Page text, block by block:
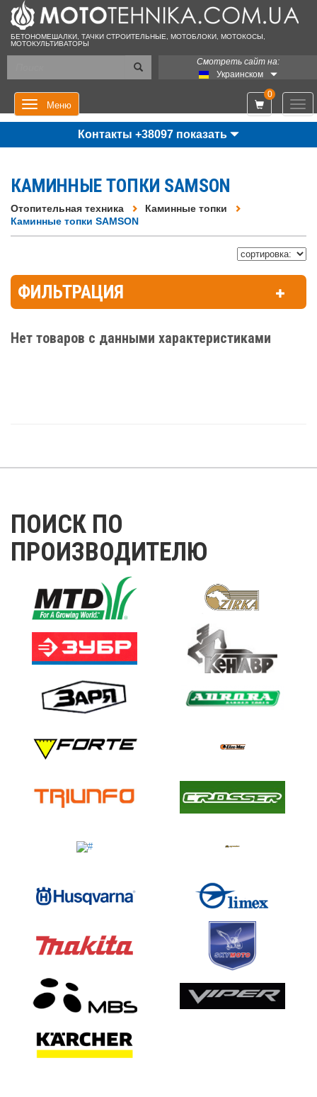
БЕТОНОМЕШАЛКИ, ТАЧКИ СТРОИТЕЛЬНЫЕ, МОТОБЛОКИ, МОТОКОСЫ,
МОТОКУЛЬТИВАТОРЫ
Смотреть сайт на:
Украинском
Меню
0
Контакты +38097 показать
КАМИННЫЕ ТОПКИ SAMSON
Отопительная техника
Каминные топки
Каминные топки SAMSON
ФИЛЬТРАЦИЯ
Нет товаров с данными характеристиками
ПОИСК ПО
ПРОИЗВОДИТЕЛЮ